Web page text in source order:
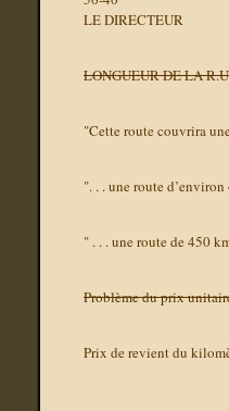
LE DIRECTEUR
LONGUEUR DE LA
"Cette route couvrira
". . . une route
" . . . une route de 450
Problème du prix
Prix de revient du